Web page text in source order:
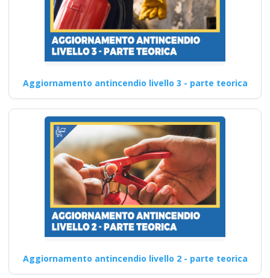
Aggiornamento antincendio livello 3 - parte teorica
Aggiornamento antincendio livello 2 - parte teorica